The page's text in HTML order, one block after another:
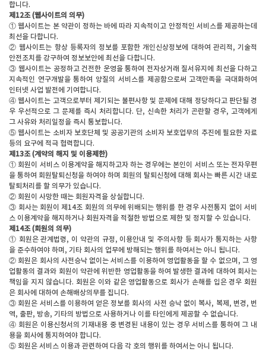
합니다.
제12조 (웹사이트의 의무)
① 웹사이트는 본 약관이 정하는 바에 따라 지속적이고 안정적인 서비스를 제공하는데
최선을 다합니다.
② 웹사이트는 항상 등록자의 정보를 포함한 개인신상정보에 대하여 관리적, 기술적
안전조치를 강구하여 정보보안에 최선을 다합니다.
③ 웹사이트는 공정하고 건전한 운영을 통하여 전자상거래 질서유지에 최선을 다하고
지속적인 연구개발을 통하여 양질의 서비스를 제공함으로써 고객만족을 극대화하여
인터넷 사업 발전에 기여합니다.
④ 웹사이트는 고객으로부터 제기되는 불편사항 및 문제에 대해 정당하다고 판단될 경
우 우선적으로 그 문제를 즉시 처리합니다. 단, 신속한 처리가 곤란할 경우, 고객에게
그 사유와 처리일정을 즉시 통보합니다.
⑤ 웹사이트는 소비자 보호단체 및 공공기관의 소비자 보호업무의 추진에 필요한 자료
등의 요구에 적극 협력합니다.
제13조 (계약의 해지 및 이용제한)
① 회원이 서비스 이용계약을 해지하고자 하는 경우에는 본인이 서비스 또는 전자우편
을 통하여 회원탈퇴신청을 하여야 하며 회원의 탈퇴신청에 대해 회사는 빠른 시간 내로
탈퇴처리를 할 의무가 있습니다.
② 회원이 사망한 때는 회원자격을 상실합니다.
③ 회사는 회원이 제14조 회원의 의무에 위배되는 행위를 한 경우 사전통지 없이 서비
스 이용계약을 해지하거나 회원자격을 적절한 방법으로 제한 및 정지할 수 있습니다.
제14조 (회원의 의무)
① 회원은 관계법령, 이 약관의 규정, 이용안내 및 주의사항 등 회사가 통지하는 사항
을 준수하여야 하며, 기타 회사의 업무에 방해되는 행위를 하여서는 아니 됩니다.
② 회원은 회사의 사전승낙 없이는 서비스를 이용하여 영업활동을 할 수 없으며, 그 영
업활동의 결과와 회원이 약관에 위반한 영업활동을 하여 발생한 결과에 대하여 회사는
책임을 지지 않습니다. 회원은 이와 같은 영업활동으로 회사가 손해를 입은 경우 회원
은 회사에 대하여 손해배상의무를 집니다.
③ 회원은 서비스를 이용하여 얻은 정보를 회사의 사전 승낙 없이 복사, 복제, 변경, 번
역, 출판, 방송, 기타의 방법으로 사용하거나 이를 타인에게 제공할 수 없습니다.
④ 회원은 이용신청서의 기재내용 중 변경된 내용이 있는 경우 서비스를 통하여 그 내
용을 회사에 통지하여야 합니다.
⑤ 회원은 서비스 이용과 관련하여 다음 각 호의 행위를 하여서는 아니 됩니다.